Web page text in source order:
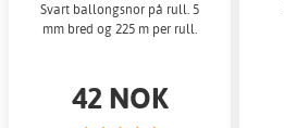
Svart ballongsnor på rull. 5
mm bred og 225 m per rull.
42 NOK